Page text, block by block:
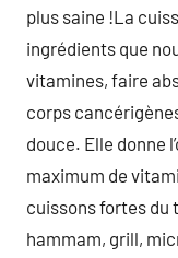
plus saine !La
ingrédients que
vitamines, faire
corps
douce. Elle donne
maximum de
cuissons fortes du
hammam, grill,